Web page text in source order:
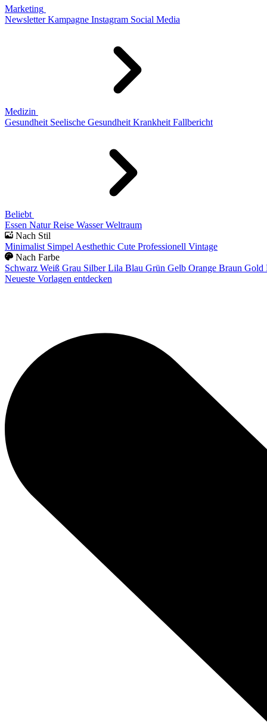
Marketing
Newsletter Kampagne Instagram Social Media
Medizin
Gesundheit Seelische Gesundheit Krankheit Fallbericht
Beliebt
Essen Natur Reise Wasser Weltraum
Nach Stil
Minimalist Simpel Aesthethic Cute Professionell Vintage
Nach Farbe
Schwarz Weiß Grau Silber Lila Blau Grün Gelb Orange Braun Gold
Neueste Vorlagen entdecken